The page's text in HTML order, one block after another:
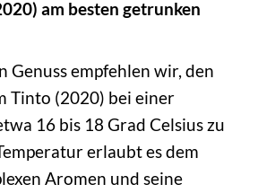
am besten getrunken
Genuss empfehlen wir, den
Tinto (2020) bei einer
16 bis 18 Grad Celsius zu
erlaubt es dem
Aromen und seine